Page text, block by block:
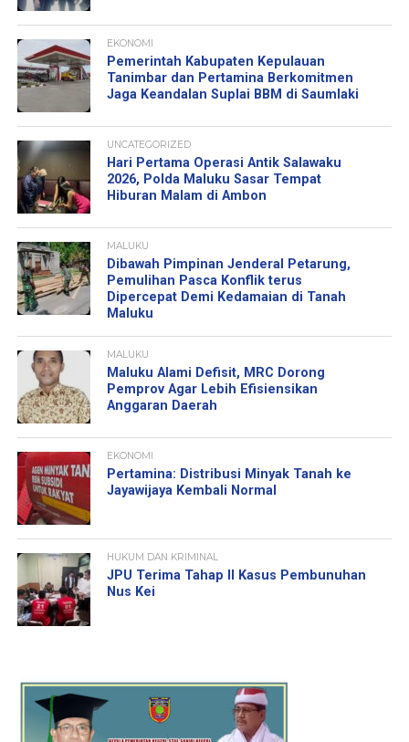
EKONOMI
Pemerintah Kabupaten Kepulauan
Tanimbar dan Pertamina Berkomitmen
Jaga Keandalan Suplai BBM di Saumlaki
UNCATEGORIZED
Hari Pertama Operasi Antik Salawaku
2026, Polda Maluku Sasar Tempat
Hiburan Malam di Ambon
MALUKU
Dibawah Pimpinan Jenderal Petarung,
Pemulihan Pasca Konflik terus
Dipercepat Demi Kedamaian di Tanah
Maluku
MALUKU
Maluku Alami Defisit, MRC Dorong
Pemprov Agar Lebih Efisiensikan
Anggaran Daerah
EKONOMI
Pertamina: Distribusi Minyak Tanah ke
Jayawijaya Kembali Normal
HUKUM DAN KRIMINAL
JPU Terima Tahap II Kasus Pembunuhan
Nus Kei